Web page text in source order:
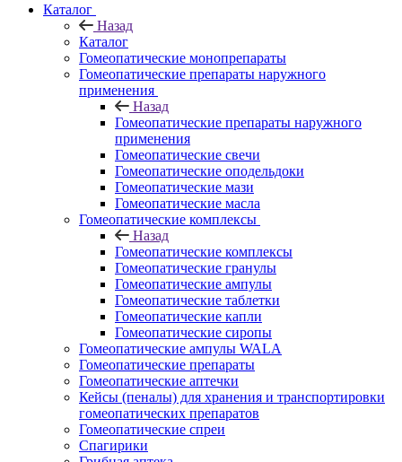
Каталог
Назад
Каталог
Гомеопатические монопрепараты
Гомеопатические препараты наружного
применения
Назад
Гомеопатические препараты наружного
применения
Гомеопатические свечи
Гомеопатические оподельдоки
Гомеопатические мази
Гомеопатические масла
Гомеопатические комплексы
Назад
Гомеопатические комплексы
Гомеопатические гранулы
Гомеопатические ампулы
Гомеопатические таблетки
Гомеопатические капли
Гомеопатические сиропы
Гомеопатические ампулы WALA
Гомеопатические препараты
Гомеопатические аптечки
Кейсы (пеналы) для хранения и транспортировки
гомеопатических препаратов
Гомеопатические спреи
Спагирики